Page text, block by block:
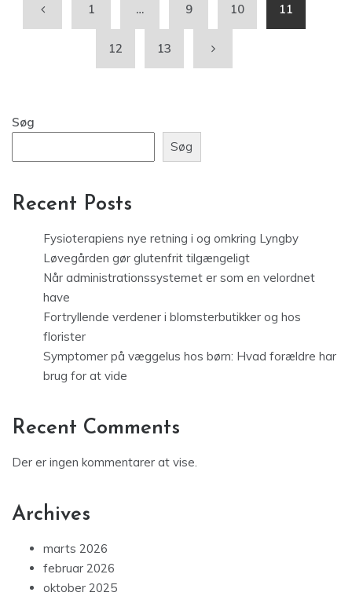
1 … 9 10 11
12 13
Søg
Søg
Recent Posts
Fysioterapiens nye retning i og omkring Lyngby
Løvegården gør glutenfrit tilgængeligt
Når administrationssystemet er som en velordnet
have
Fortryllende verdener i blomsterbutikker og hos
florister
Symptomer på væggelus hos børn: Hvad forældre har
brug for at vide
Recent Comments
Der er ingen kommentarer at vise.
Archives
marts 2026
februar 2026
oktober 2025